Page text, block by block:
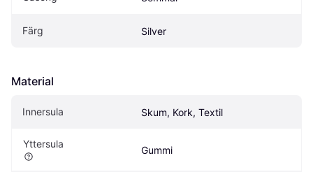
Färg Silver
Material
Innersula Skum, Kork, Textil
Yttersula
Gummi